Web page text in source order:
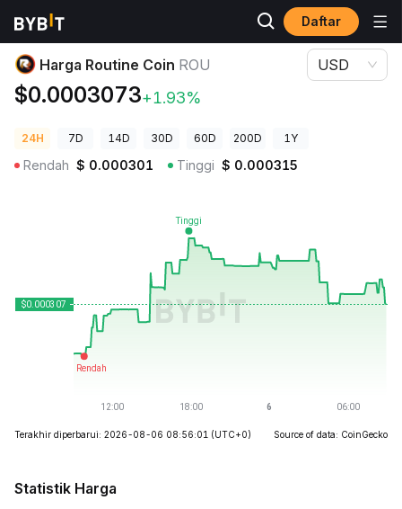
Daftar
Harga Kripto
Harga Routine Coin ROU
$0.0003073+1.93%
USD
24H 7D 14D 30D 60D 200D 1Y
Rendah $ 0.000301 Tinggi $ 0.000315
Terakhir diperbarui: 2026-08-06 08:56:01 (UTC+0) Source of data: CoinGecko
Statistik Harga